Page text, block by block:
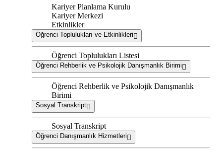
Kariyer Planlama Kurulu
Kariyer Merkezi
Etkinlikler
Öğrenci Toplulukları ve Etkinlikleri
Öğrenci Toplulukları Listesi
Öğrenci Rehberlik ve Psikolojik Danışmanlık Birimi
Öğrenci Rehberlik ve Psikolojik Danışmanlık
Birimi
Sosyal Transkript
Sosyal Transkript
Öğrenci Danışmanlık Hizmetleri